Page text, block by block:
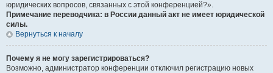
юридических вопросов, связанных с этой конференцией?».
Примечание переводчика: в России данный акт не имеет юридической
силы.
Вернуться к началу
Почему я не могу зарегистрироваться?
Возможно, администратор конференции отключил регистрацию новых